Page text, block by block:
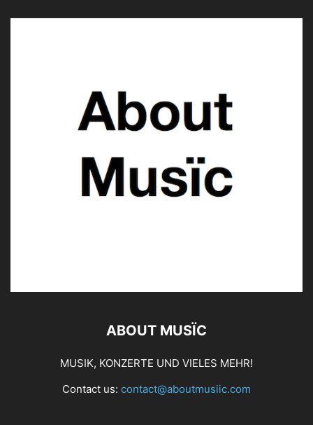
ABOUT MUSÏC
MUSIK, KONZERTE UND VIELES MEHR!
Contact us: contact@aboutmusiic.com